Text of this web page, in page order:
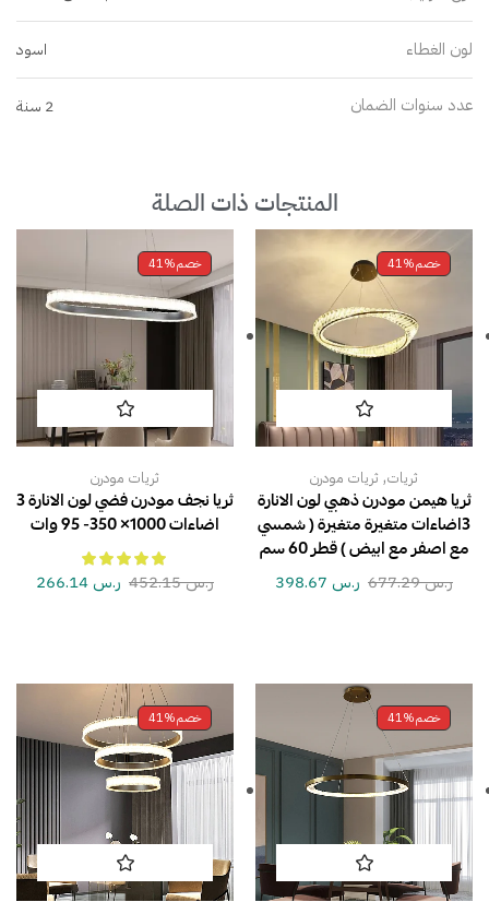
لون الغطاء اسود
عدد سنوات الضمان 2 سنة
المنتجات ذات الصلة
خصم41%
ثريات, ثريات مودرن
ثريا هيمن مودرن ذهبي لون الانارة
3اضاءات متغيرة متغيرة ( شمسي
مع اصفر مع ابيض ) قطر 60 سم
ر.س677.29 ر.س
خصم41%
ثريات مودرن
ثريا نجف مودرن فضي لون الانارة 3
اضاءات 1000× 350- 95 وات
ر.س452.15 ر.س
خصم41% خصم41%